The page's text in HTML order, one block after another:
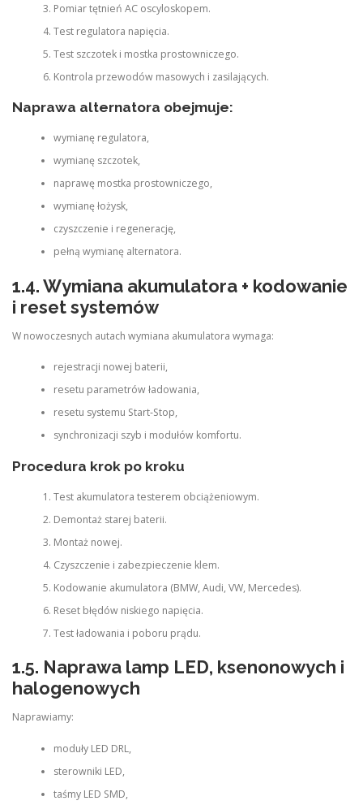
Pomiar tętnień AC oscyloskopem.
Test regulatora napięcia.
Test szczotek i mostka prostowniczego.
Kontrola przewodów masowych i zasilających.
Naprawa alternatora obejmuje:
wymianę regulatora,
wymianę szczotek,
naprawę mostka prostowniczego,
wymianę łożysk,
czyszczenie i regenerację,
pełną wymianę alternatora.
1.4. Wymiana akumulatora + kodowanie
i reset systemów
W nowoczesnych autach wymiana akumulatora wymaga:
rejestracji nowej baterii,
resetu parametrów ładowania,
resetu systemu Start‑Stop,
synchronizacji szyb i modułów komfortu.
Procedura krok po kroku
Test akumulatora testerem obciążeniowym.
Demontaż starej baterii.
Montaż nowej.
Czyszczenie i zabezpieczenie klem.
Kodowanie akumulatora (BMW, Audi, VW, Mercedes).
Reset błędów niskiego napięcia.
Test ładowania i poboru prądu.
1.5. Naprawa lamp LED, ksenonowych i
halogenowych
Naprawiamy:
moduły LED DRL,
sterowniki LED,
taśmy LED SMD,